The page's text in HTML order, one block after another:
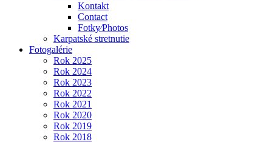
Kontakt
Contact
Fotky⁄Photos
Karpatské stretnutie
Fotogalérie
Rok 2025
Rok 2024
Rok 2023
Rok 2022
Rok 2021
Rok 2020
Rok 2019
Rok 2018